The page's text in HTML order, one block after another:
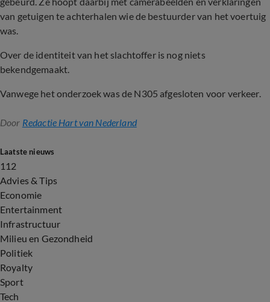
van getuigen te achterhalen wie de bestuurder van het voertuig
was.
Over de identiteit van het slachtoffer is nog niets
bekendgemaakt.
Vanwege het onderzoek was de N305 afgesloten voor verkeer.
Door Redactie Hart van Nederland
Laatste nieuws
112
Advies & Tips
Economie
Entertainment
Infrastructuur
Milieu en Gezondheid
Politiek
Royalty
Sport
Tech